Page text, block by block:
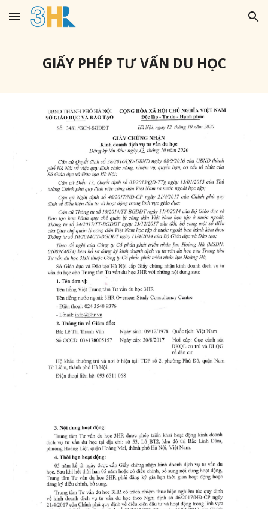
Skip to main content Skip to navigation
GIẤY PHÉP TƯ VẤN DU HỌC